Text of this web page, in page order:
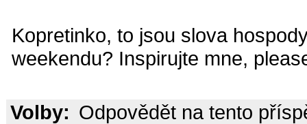
Kopretinko, to jsou slova
weekendu? Inspirujte mne,
Volby: Odpovědět na tento